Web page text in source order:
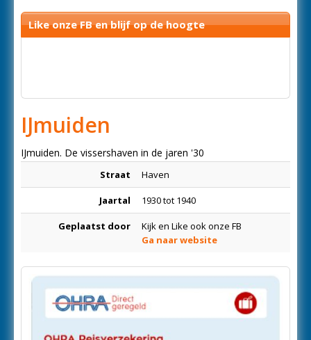
Like onze FB en blijf op de hoogte
IJmuiden
IJmuiden. De vissershaven in de jaren '30
Straat Haven
Jaartal 1930 tot 1940
Geplaatst door
Kijk en Like ook onze FB
Ga naar website